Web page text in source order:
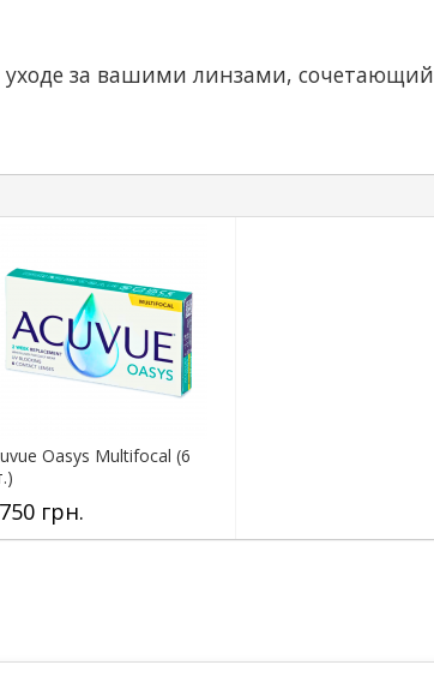
уходе за вашими линзами, сочетающий
Oasys Multifocal (6
грн.